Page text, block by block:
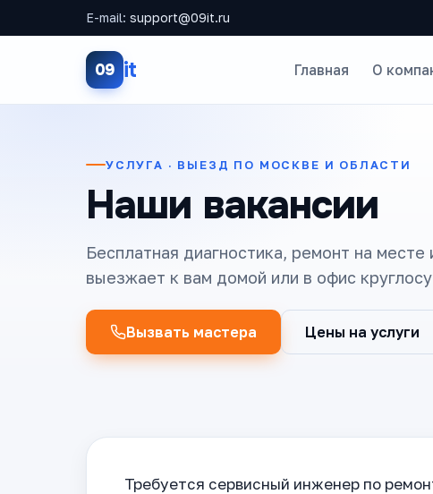
E-mail: support@09it.ru
09 it Главная О
УСЛУГА · ВЫЕЗД ПО МОСКВЕ И ОБЛАСТИ
Наши вакансии
Бесплатная диагностика, ремонт на
выезжает к вам домой или в офис
Вызвать мастера Цены на услуги
Требуется сервисный инженер по